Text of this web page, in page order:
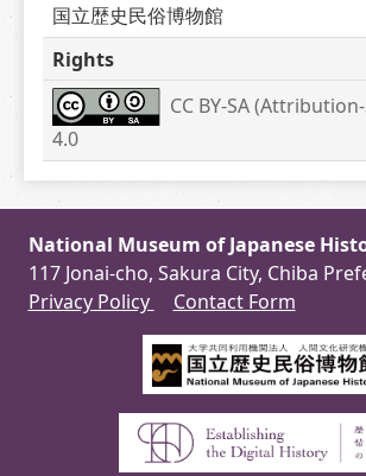
国立歴史民俗博物館
Rights
CC BY-SA
4.0
National Museum of Japanese
117 Jonai-cho, Sakura City, Chiba
Privacy Policy
Contact Form